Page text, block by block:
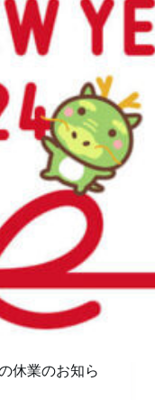
休業のお知ら